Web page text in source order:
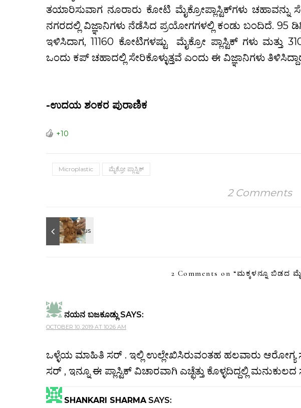
ತಯಾರಿಸುವಾಗ ನೂರಾರು ಕೋಟಿ ಮೈಕ್ರೋಪ್ಲಾಸ್ಟಿಕ್‍ಗಳು
ನಗರದಲ್ಲಿ ವಿಜ್ಞಾನಿಗಳು ನೆಡೆಸಿದ ಪ್ರಯೋಗಗಳಲ್ಲಿ ಕಂಡು ಬಂದಿದೆ. 95
ಇಳಿಸಿದಾಗ, 11160 ಕೋಟಿಗಳಷ್ಟು ಮೈಕ್ರೋ ಪ್ಲಾಸ್ಟಿಕ್ ಗಳು ಮತ್ತು
ಒಂದು ಕಪ್ ಚಹಾದಲ್ಲಿ ಸೇರಿಕೊಳ್ಳುತ್ತವೆ ಎಂದು ಈ ವಿಜ್ಞಾನಿಗಳು
-ಉದಯ ಶಂಕರ ಪುರಾಣಿಕ
+10
Microplastic ಮೈಕ್ರೋ ಪ್ಲಾಸ್ಟಿಕ್
2 Comments
2 Comments on “ಮಕ್ಕಳನ್ನೂ ಬಿಡದ
ನಯನ ಬಜಕೂಡ್ಲು SAYS:
OCTOBER 10, 2019 AT 10:26 AM
ಒಳ್ಳೆಯ ಮಾಹಿತಿ ಸರ್ . ಇಲ್ಲಿ ಉಲ್ಲೇಖಿಸಿರುವಂತಹ ಹಲವಾರು ಆರೋಗ್ಯ
ಸರ್ , ಇನ್ನೂ ಈ ಪ್ಲಾಸ್ಟಿಕ್ ವಿಚಾರವಾಗಿ ಎಚ್ಛೆತ್ತು ಕೊಳ್ಳದಿದ್ದಲ್ಲಿ
SHANKARI SHARMA SAYS: